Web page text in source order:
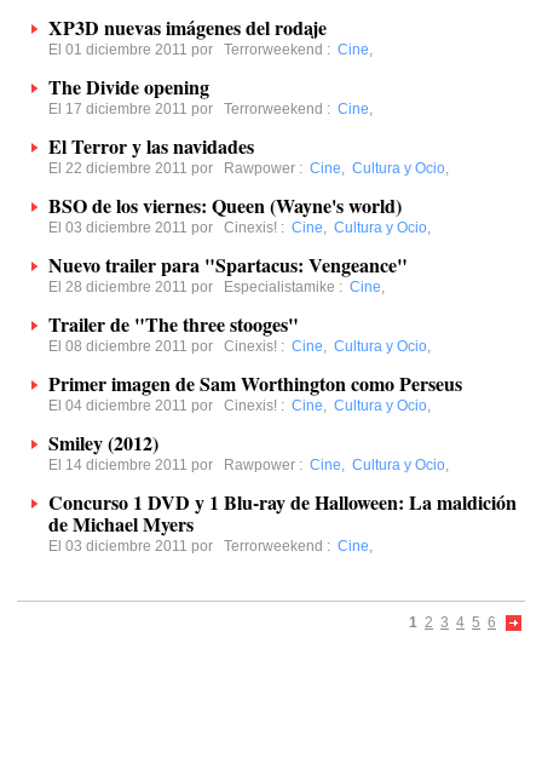
XP3D nuevas imágenes del rodaje
El 01 diciembre 2011 por Terrorweekend : Cine,
The Divide opening
El 17 diciembre 2011 por Terrorweekend : Cine,
El Terror y las navidades
El 22 diciembre 2011 por Rawpower : Cine, Cultura y Ocio,
BSO de los viernes: Queen (Wayne's world)
El 03 diciembre 2011 por Cinexis! : Cine, Cultura y Ocio,
Nuevo trailer para "Spartacus: Vengeance"
El 28 diciembre 2011 por Especialistamike : Cine,
Trailer de "The three stooges"
El 08 diciembre 2011 por Cinexis! : Cine, Cultura y Ocio,
Primer imagen de Sam Worthington como Perseus
El 04 diciembre 2011 por Cinexis! : Cine, Cultura y Ocio,
Smiley (2012)
El 14 diciembre 2011 por Rawpower : Cine, Cultura y Ocio,
Concurso 1 DVD y 1 Blu-ray de Halloween: La maldición
de Michael Myers
El 03 diciembre 2011 por Terrorweekend : Cine,
1 2 3 4 5 6